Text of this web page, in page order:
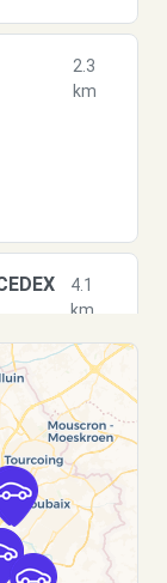
2.3
km
4.1
km
4.1
km